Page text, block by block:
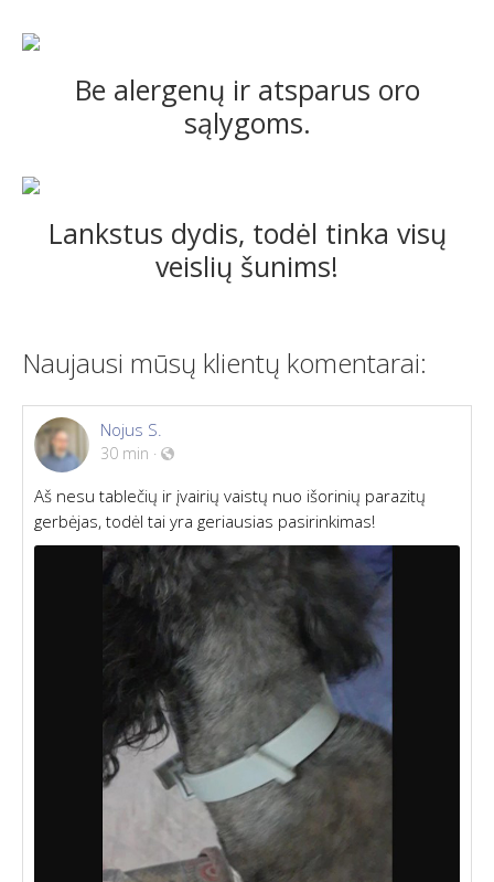
Be alergenų ir atsparus oro
sąlygoms.
Lankstus dydis, todėl tinka visų
veislių šunims!
Naujausi mūsų klientų komentarai:
Nojus S.
30 min ·
Aš nesu tablečių ir įvairių vaistų nuo išorinių parazitų
gerbėjas, todėl tai yra geriausias pasirinkimas!